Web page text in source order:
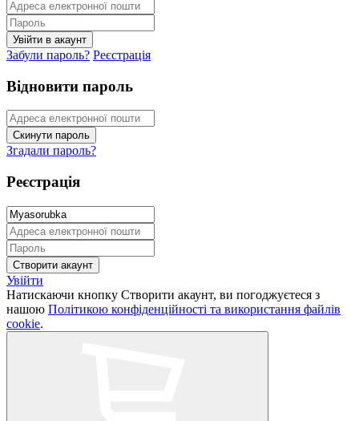
Забули пароль? Реєстрація
Відновити пароль
Згадали пароль?
Реєстрація
Увійти
Натискаючи кнопку Створити акаунт, ви погоджуєтеся з
нашою Політикою конфіденційності та використання файлів
cookie.